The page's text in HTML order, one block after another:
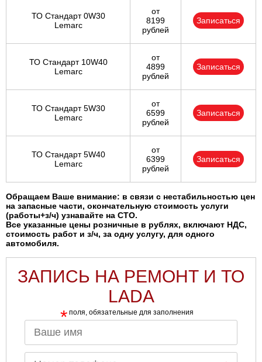
ТО Стандарт 0W30
Lemarc
от
8199
рублей
Записаться
ТО Стандарт 10W40
Lemarc
от
4899
рублей
Записаться
ТО Стандарт 5W30
Lemarc
от
6599
рублей
Записаться
ТО Стандарт 5W40
Lemarc
от
6399
рублей
Записаться
Обращаем Ваше внимание: в связи с нестабильностью цен
на запасные части, окончательную стоимость услуги
(работы+з/ч) узнавайте на СТО.
Все указанные цены розничные в рублях, включают НДС,
стоимость работ и з/ч, за одну услугу, для одного
автомобиля.
ЗАПИСЬ НА РЕМОНТ И ТО
LADA
* поля, обязательные для заполнения